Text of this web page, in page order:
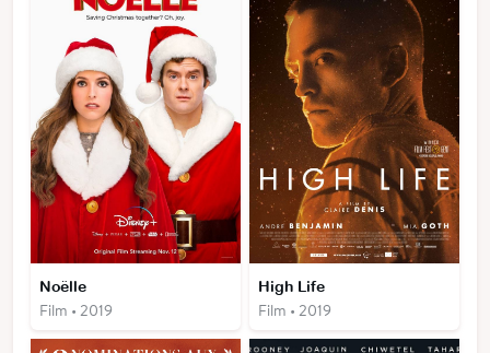
Noëlle
Film • 2019
High Life
Film • 2019